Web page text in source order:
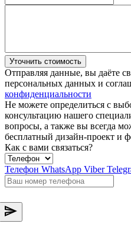
Уточнить стоимость
Отправляя данные, вы даёте
персональных данных и
конфиденциальности
Не можете определиться с
консультацию нашего
вопросы, а также вы всегда
бесплатный дизайн-проект и
Как с вами связаться?
Телефон WhatsApp Viber